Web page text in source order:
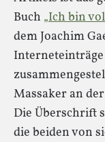
Buch „Ich bin
dem Joachim
Massaker an
Die Überschrift
die beiden von